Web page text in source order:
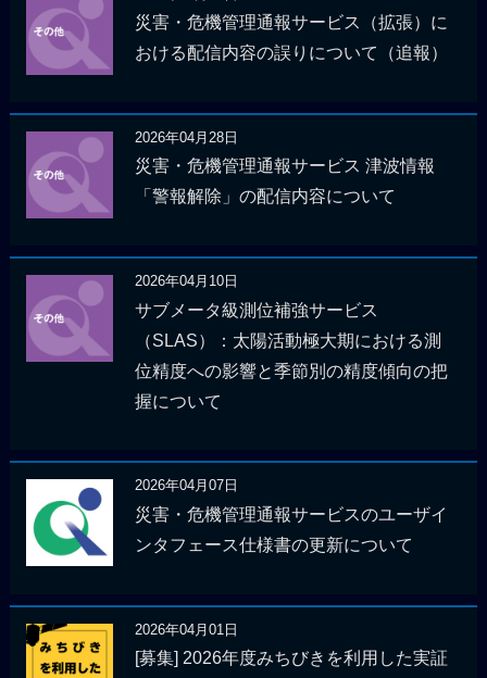
災害・危機管理通報サービス（拡張）に
おける配信内容の誤りについて（追報）
2026年04月28日
災害・危機管理通報サービス 津波情報
「警報解除」の配信内容について
2026年04月10日
サブメータ級測位補強サービス
（SLAS）：太陽活動極大期における測
位精度への影響と季節別の精度傾向の把
握について
2026年04月07日
災害・危機管理通報サービスのユーザイ
ンタフェース仕様書の更新について
2026年04月01日
[募集] 2026年度みちびきを利用した実証